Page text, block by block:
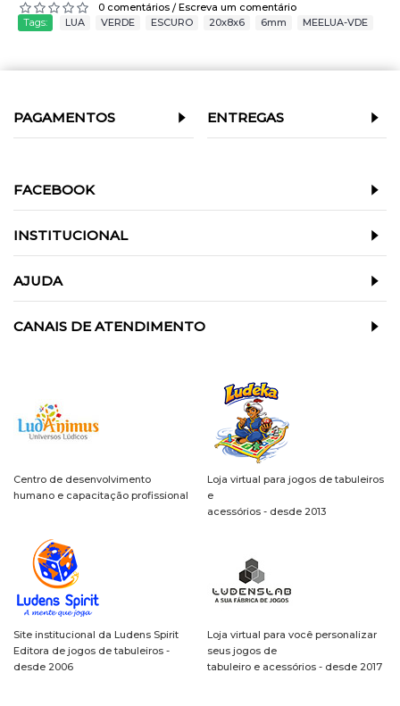
0 comentários / Escreva um comentário
Tags:
LUA VERDE ESCURO 20x8x6 6mm MEELUA-VDE
PAGAMENTOS ENTREGAS
FACEBOOK
INSTITUCIONAL
AJUDA
CANAIS DE ATENDIMENTO
Centro de desenvolvimento
humano e capacitação profissional
Loja virtual para jogos de tabuleiros
e
acessórios - desde 2013
Site institucional da Ludens Spirit
Editora de jogos de tabuleiros -
desde 2006
Loja virtual para você personalizar
seus jogos de
tabuleiro e acessórios - desde 2017